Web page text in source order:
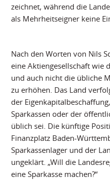
zeichnet, während die
als Mehrheitseigner keine
Nach den Worten von Nils
eine Aktiengesellschaft wie
und auch nicht die übliche
zu erhöhen. Das Land
der
Sparkassen oder der
üblich sei. Die künftige
Finanzplatz Baden-
Sparkassenlager und der
ungeklärt. „Will die
eine Sparkasse machen?“